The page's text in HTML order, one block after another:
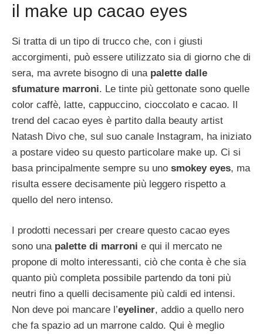
il make up cacao eyes
Si tratta di un tipo di trucco che, con i giusti
accorgimenti, può essere utilizzato sia di giorno che di
sera, ma avrete bisogno di una palette dalle
sfumature marroni. Le tinte più gettonate sono quelle
color caffè, latte, cappuccino, cioccolato e cacao. Il
trend del cacao eyes è partito dalla beauty artist
Natash Divo che, sul suo canale Instagram, ha iniziato
a postare video su questo particolare make up. Ci si
basa principalmente sempre su uno smokey eyes, ma
risulta essere decisamente più leggero rispetto a
quello del nero intenso.
I prodotti necessari per creare questo cacao eyes
sono una palette di marroni e qui il mercato ne
propone di molto interessanti, ciò che conta è che sia
quanto più completa possibile partendo da toni più
neutri fino a quelli decisamente più caldi ed intensi.
Non deve poi mancare l’eyeliner, addio a quello nero
che fa spazio ad un marrone caldo. Qui è meglio